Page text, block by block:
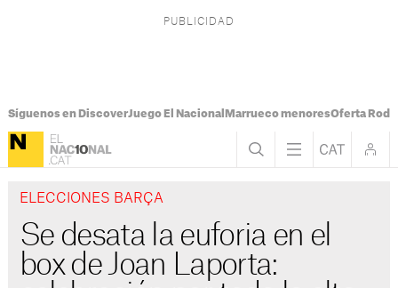
Síguenos en DiscoverJuego El Nacional Marrueco menoresOferta
ELECCIONES BARÇA
Se desata la euforia en el
box de Joan Laporta: